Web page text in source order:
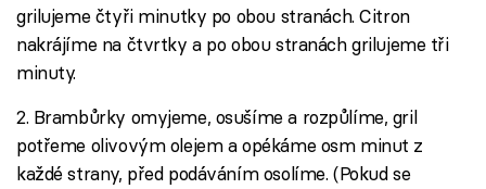
grilujeme čtyři minutky po obou stranách. Citron
nakrájíme na čtvrtky a po obou stranách grilujeme tři
minuty.
2. Brambůrky omyjeme, osušíme a rozpůlíme, gril
potřeme olivovým olejem a opékáme osm minut z
každé strany, před podáváním osolíme. (Pokud se